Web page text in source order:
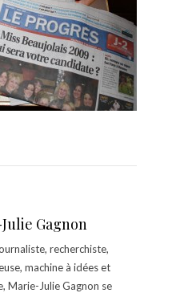
Gagnon
recherchiste,
machine à idées et
Marie-Julie Gagnon se